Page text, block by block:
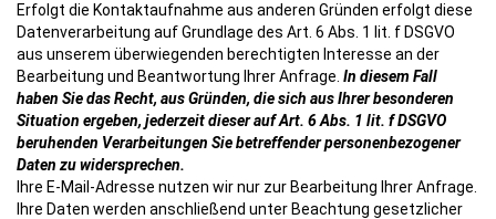
Erfolgt die Kontaktaufnahme aus anderen Gründen erfolgt diese
Datenverarbeitung auf Grundlage des Art. 6 Abs. 1 lit. f DSGVO
aus unserem überwiegenden berechtigten Interesse an der
Bearbeitung und Beantwortung Ihrer Anfrage. In diesem Fall
haben Sie das Recht, aus Gründen, die sich aus Ihrer besonderen
Situation ergeben, jederzeit dieser auf Art. 6 Abs. 1 lit. f DSGVO
beruhenden Verarbeitungen Sie betreffender personenbezogener
Daten zu widersprechen.
Ihre E-Mail-Adresse nutzen wir nur zur Bearbeitung Ihrer Anfrage.
Ihre Daten werden anschließend unter Beachtung gesetzlicher